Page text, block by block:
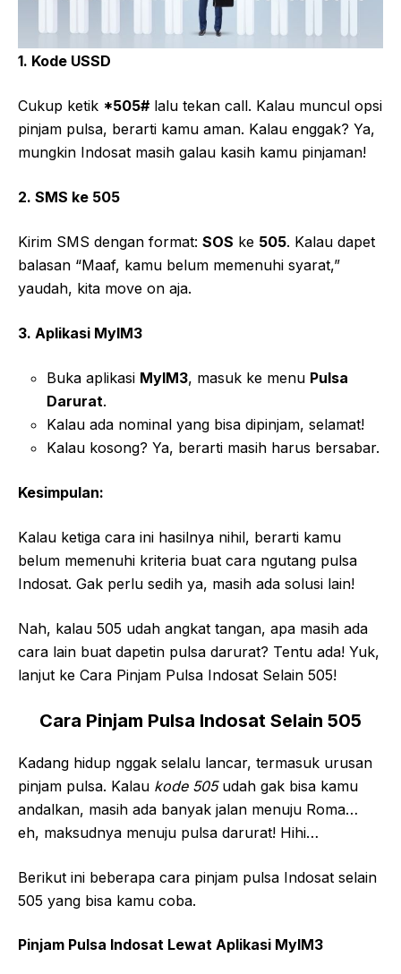
1. Kode USSD
Cukup ketik *505#lalu tekan call. Kalau muncul opsi
pinjam pulsa, berarti kamu aman. Kalau enggak? Ya,
mungkin Indosat masih galau kasih kamu pinjaman!
2. SMS ke 505
Kirim SMS dengan format: SOS ke 505. Kalau dapet
balasan “Maaf, kamu belum memenuhi syarat,”
yaudah, kita move on aja.
3. Aplikasi MyIM3
Buka aplikasi MyIM3, masuk ke menu Pulsa
Darurat.
Kalau ada nominal yang bisa dipinjam, selamat!
Kalau kosong? Ya, berarti masih harus bersabar.
Kesimpulan:
Kalau ketiga cara ini hasilnya nihil, berarti kamu
belum memenuhi kriteria buat cara ngutang pulsa
Indosat. Gak perlu sedih ya, masih ada solusi lain!
Nah, kalau 505 udah angkat tangan, apa masih ada
cara lain buat dapetin pulsa darurat? Tentu ada! Yuk,
lanjut ke Cara Pinjam Pulsa Indosat Selain 505!
Cara Pinjam Pulsa Indosat Selain 505
Kadang hidup nggak selalu lancar, termasuk urusan
pinjam pulsa. Kalau kode 505udah gak bisa kamu
andalkan, masih ada banyak jalan menuju Roma…
eh, maksudnya menuju pulsa darurat! Hihi…
Berikut ini beberapa cara pinjam pulsa Indosat selain
505 yang bisa kamu coba.
Pinjam Pulsa Indosat Lewat Aplikasi MyIM3